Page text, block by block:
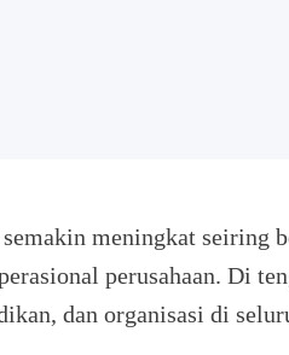
meningkat
perusahaan. Di
dan organisasi di